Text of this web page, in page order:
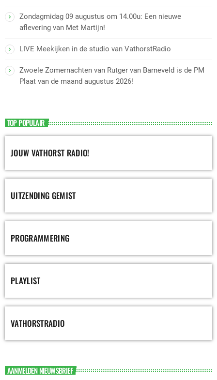
Zondagmidag 09 augustus om 14.00u: Een nieuwe
aflevering van Met Martijn!
LIVE Meekijken in de studio van VathorstRadio
Zwoele Zomernachten van Rutger van Barneveld is de PM
Plaat van de maand augustus 2026!
TOP POPULAIR
JOUW VATHORST RADIO!
UITZENDING GEMIST
PROGRAMMERING
PLAYLIST
VATHORSTRADIO
AANMELDEN NIEUWSBRIEF